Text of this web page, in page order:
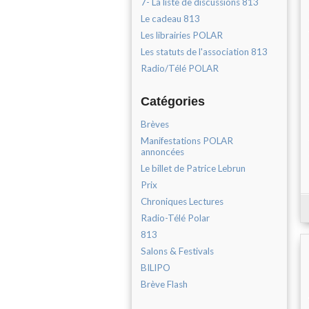
Le cadeau 813
Les librairies POLAR
Les statuts de l'association 813
Radio/Télé POLAR
Catégories
Brèves
Manifestations POLAR
annoncées
Le billet de Patrice Lebrun
Prix
Chroniques Lectures
Radio-Télé Polar
813
Salons & Festivals
BILIPO
Brève Flash